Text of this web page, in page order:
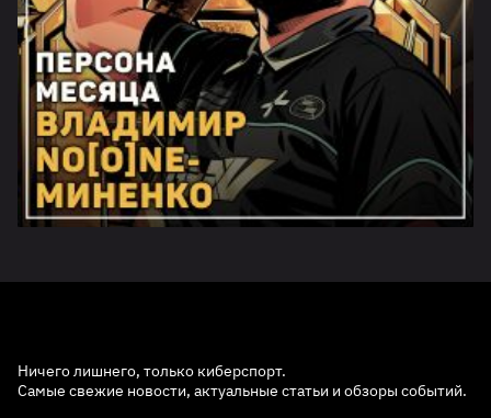
Ничего лишнего, только киберспорт.
Самые свежие новости, актуальные статьи и обзоры событий.